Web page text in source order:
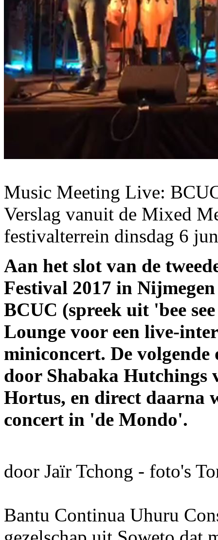
Music Meeting Live:
Verslag vanuit de Mixed
festivalterrein dinsdag 6
Aan het slot van de
Festival 2017 in
BCUC (spreek uit 'bee
Lounge voor een live-
miniconcert. De volgende
door Shabaka Hutchings
Hortus, en direct daarna
concert in 'de Mondo'.
door Jaïr Tchong - foto's
Bantu Continua Uhuru